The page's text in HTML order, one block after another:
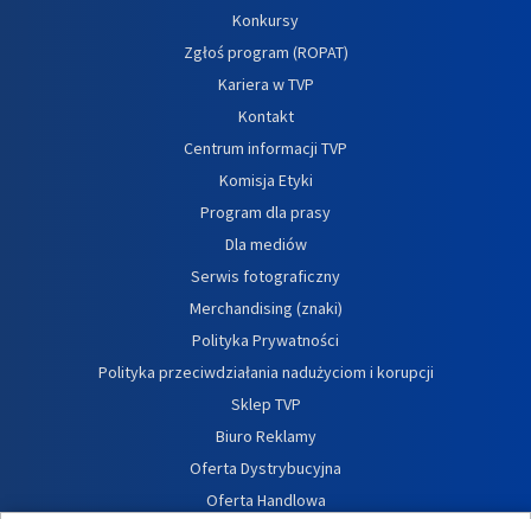
Konkursy
Zgłoś program (ROPAT)
Kariera w TVP
Kontakt
Centrum informacji TVP
Komisja Etyki
Program dla prasy
Dla mediów
Serwis fotograficzny
Merchandising (znaki)
Polityka Prywatności
Polityka przeciwdziałania nadużyciom i korupcji
Sklep TVP
Biuro Reklamy
Oferta Dystrybucyjna
Oferta Handlowa